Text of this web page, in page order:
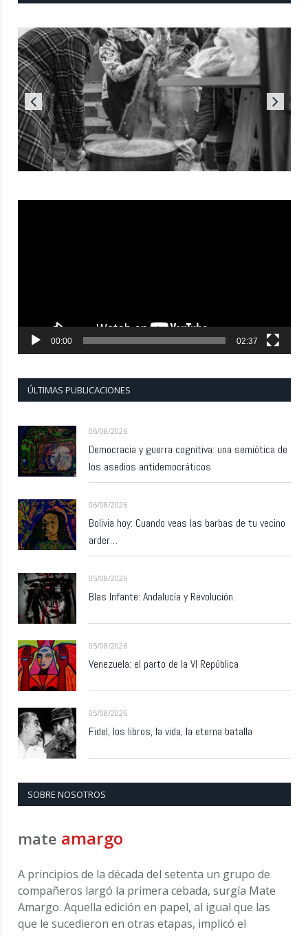
00:00 02:37
ÚLTIMAS PUBLICACIONES
06/08/2026
Democracia y guerra cognitiva: una semiótica de
los asedios antidemocráticos
06/08/2026
Bolivia hoy: Cuando veas las barbas de tu vecino
arder…
05/08/2026
Blas Infante: Andalucía y Revolución.
05/08/2026
Venezuela: el parto de la VI República
05/08/2026
Fidel, los libros, la vida, la eterna batalla
SOBRE NOSOTROS
mate amargo
A principios de la década del setenta un grupo de
compañeros largó la primera cebada, surgía Mate
Amargo. Aquella edición en papel, al igual que las
que le sucedieron en otras etapas, implicó el